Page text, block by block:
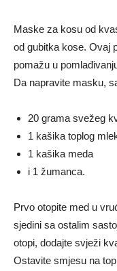
Maske za kosu od
od gubitka kose. Ovaj
pomažu u
Da napravite masku,
20 grama svežeg
1 kašika toplog
1 kašika meda
i 1 žumanca.
Prvo otopite med u
sjedini sa ostalim
otopi, dodajte svježi
Ostavite smjesu na